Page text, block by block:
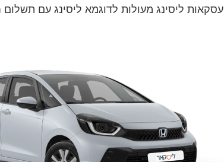
עסקאות ליסינג מעולות לדוגמא ליסינג עם תשלום חודשי החל מ-